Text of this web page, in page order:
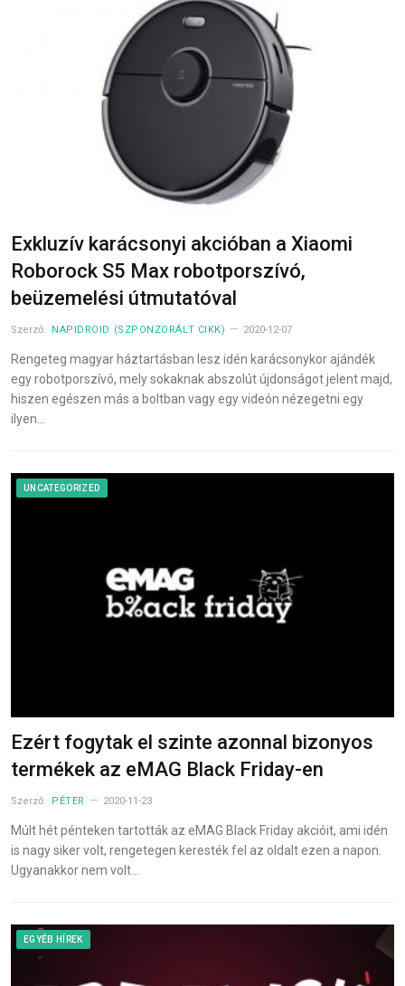
Exkluzív karácsonyi akcióban a Xiaomi
Roborock S5 Max robotporszívó,
beüzemelési útmutatóval
Szerző: NAPIDROID (SZPONZORÁLT CIKK) 2020-12-07
Rengeteg magyar háztartásban lesz idén karácsonykor ajándék
egy robotporszívó, mely sokaknak abszolút újdonságot jelent majd,
hiszen egészen más a boltban vagy egy videón nézegetni egy
ilyen…
UNCATEGORIZED
Ezért fogytak el szinte azonnal bizonyos
termékek az eMAG Black Friday-en
Szerző: PÉTER 2020-11-23
Múlt hét pénteken tartották az eMAG Black Friday akcióit, ami idén
is nagy siker volt, rengetegen keresték fel az oldalt ezen a napon.
Ugyanakkor nem volt…
EGYÉB HÍREK